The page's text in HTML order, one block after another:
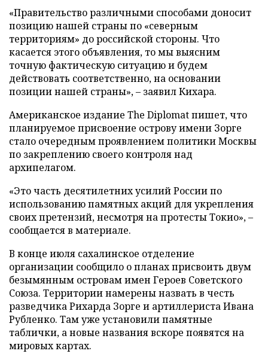
«Правительство различными способами доносит
позицию нашей страны по «северным
территориям» до российской стороны. Что
касается этого объявления, то мы выясним
точную фактическую ситуацию и будем
действовать соответственно, на основании
позиции нашей страны», – заявил Кихара.
Американское издание The Diplomat пишет, что
планируемое присвоение острову имени Зорге
стало очередным проявлением политики Москвы
по закреплению своего контроля над
архипелагом.
«Это часть десятилетних усилий России по
использованию памятных акций для укрепления
своих претензий, несмотря на протесты Токио», –
сообщается в материале.
В конце июля сахалинское отделение
организации сообщило о планах присвоить двум
безымянным островам имен Героев Советского
Союза. Территории намерены назвать в честь
разведчика Рихарда Зорге и артиллериста Ивана
Рубленко. Там уже установили памятные
таблички, а новые названия вскоре появятся на
мировых картах.